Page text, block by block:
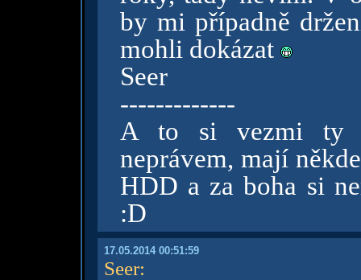
by mi případně
mohli dokázat
Seer
-------------
A to si vezmi ty
neprávem, mají
HDD a za boha si
:D
17.05.2014 00:51:59
Seer: